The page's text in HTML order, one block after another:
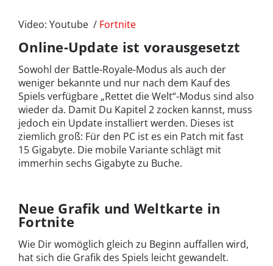
Video: Youtube / Fortnite
Online-Update ist vorausgesetzt
Sowohl der Battle-Royale-Modus als auch der
weniger bekannte und nur nach dem Kauf des
Spiels verfügbare „Rettet die Welt“-Modus sind also
wieder da. Damit Du Kapitel 2 zocken kannst, muss
jedoch ein Update installiert werden. Dieses ist
ziemlich groß: Für den PC ist es ein Patch mit fast
15 Gigabyte. Die mobile Variante schlägt mit
immerhin sechs Gigabyte zu Buche.
Neue Grafik und Weltkarte in
Fortnite
Wie Dir womöglich gleich zu Beginn auffallen wird,
hat sich die Grafik des Spiels leicht gewandelt.